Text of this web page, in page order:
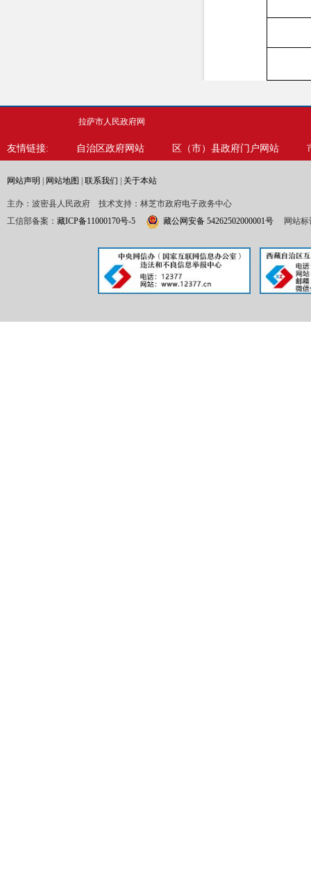
拉萨市人民政府网
友情链接: 自治区政府网站 区（市）县政府门户网站
网站声明 网站地图 联系我们 关于本站
主办：波密县人民政府 技术支持：林芝市政府电子政务中心
工信部备案： 藏ICP备11000170号-5 藏公网安备 54262502000001号 网站标